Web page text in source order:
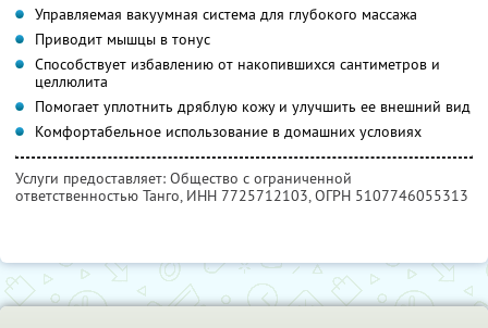
Управляемая вакуумная система для глубокого массажа
Приводит мышцы в тонус
Способствует избавлению от накопившихся сантиметров и
целлюлита
Помогает уплотнить дряблую кожу и улучшить ее внешний вид
Комфортабельное использование в домашних условиях
Услуги предоставляет: Общество с ограниченной
ответственностью Танго, ИНН 7725712103, ОГРН 5107746055313